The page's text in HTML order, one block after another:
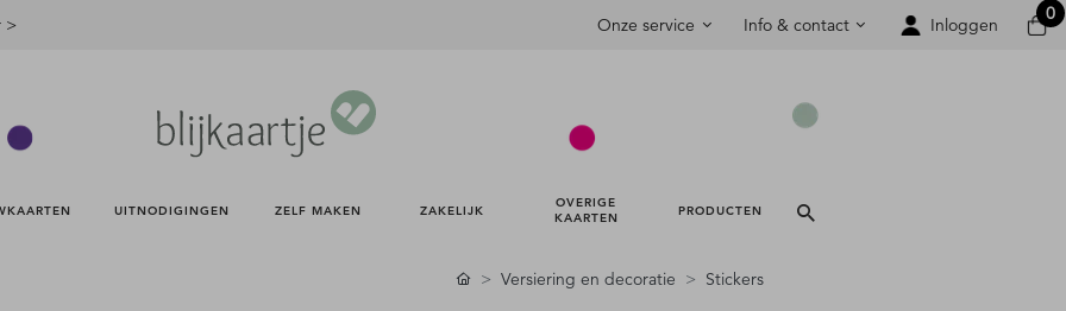
> Onze service Info & contact Inloggen
0
UITNODIGINGEN ZELF MAKEN ZAKELIJK
OVERIGE
KAARTEN
PRODUCTEN
Versiering en decoratie Stickers